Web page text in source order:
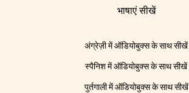
भाषाएं सीखें
अंग्रेज़ी में ऑडियोबुक्स के साथ सीखें
स्पैनिश में ऑडियोबुक्स के साथ सीखें
पुर्तगाली में ऑडियोबुक्स के साथ सीखें